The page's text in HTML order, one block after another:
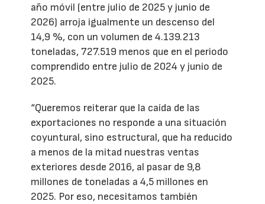
año móvil (entre julio de 2025 y junio de
2026) arroja igualmente un descenso del
14,9 %, con un volumen de 4.139.213
toneladas, 727.519 menos que en el periodo
comprendido entre julio de 2024 y junio de
2025.
“Queremos reiterar que la caída de las
exportaciones no responde a una situación
coyuntural, sino estructural, que ha reducido
a menos de la mitad nuestras ventas
exteriores desde 2016, al pasar de 9,8
millones de toneladas a 4,5 millones en
2025. Por eso, necesitamos también